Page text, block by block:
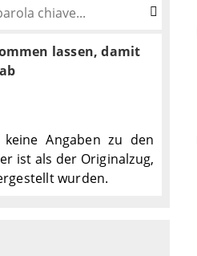
lassen, damit
Angaben zu den
ist als der Originalzug,
wurden.